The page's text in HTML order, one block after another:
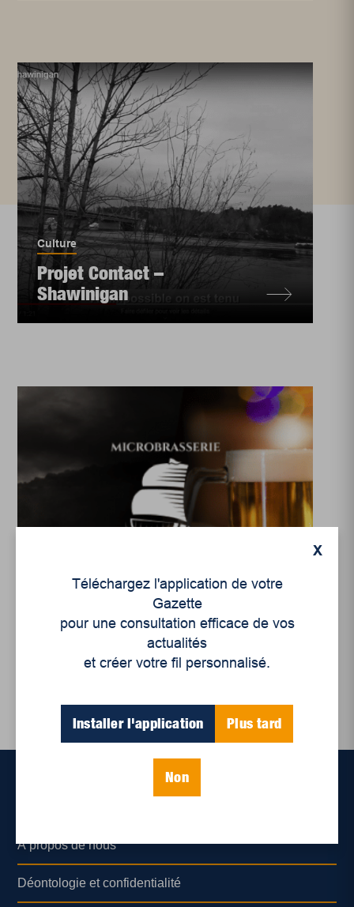
Culture
Projet Contact –
Shawinigan
Allez à la rencontre de
nos maîtres-brasseurs
X
Téléchargez l'application de votre
Gazette
pour une consultation efficace de vos
actualités
et créer votre fil personnalisé.
Installer l'application Plus tard
Non
À propos de nous
Déontologie et confidentialité